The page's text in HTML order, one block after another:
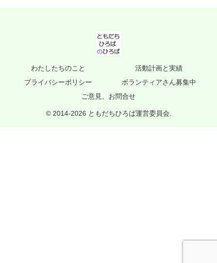
わたしたちのこと
活動計画と実績
プライバシーポリシー
ボランティアさん募集中
ご意見、お問合せ
© 2014-2026 ともだちひろば運営委員会.